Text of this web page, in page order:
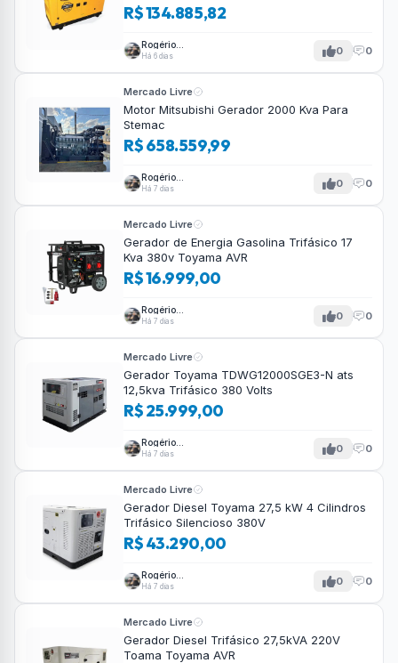
R$ 134.885,82
Rogério
Tavares
Há 6 dias 0 0
Mercado Livre
Motor Mitsubishi Gerador 2000 Kva Para
Stemac
R$ 658.559,99
Rogério
Tavares
Há 7 dias 0 0
Mercado Livre
Gerador de Energia Gasolina Trifásico 17
Kva 380v Toyama AVR
R$ 16.999,00
Rogério
Tavares
Há 7 dias 0 0
Mercado Livre
Gerador Toyama TDWG12000SGE3-N ats
12,5kva Trifásico 380 Volts
R$ 25.999,00
Rogério
Tavares
Há 7 dias 0 0
Mercado Livre
Gerador Diesel Toyama 27,5 kW 4 Cilindros
Trifásico Silencioso 380V
R$ 43.290,00
Rogério
Tavares
Há 7 dias 0 0
Mercado Livre
Gerador Diesel Trifásico 27,5kVA 220V
Toama Toyama AVR